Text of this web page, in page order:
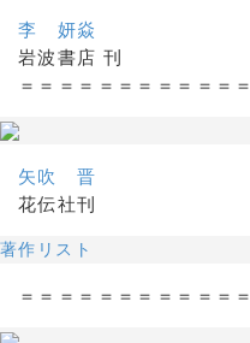
李 妍焱
岩波書店 刊
＝＝＝＝＝＝＝＝＝＝＝＝
矢吹 晋
花伝社刊
著作リスト
＝＝＝＝＝＝＝＝＝＝＝＝